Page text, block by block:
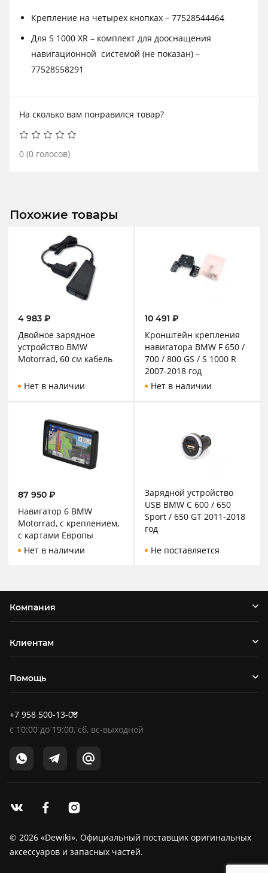
Крепление на четырех кнопках – 77528544464
Для S 1000 XR – комплект для дооснащения
навигационной системой (не показан) –
77528558291
На сколько вам понравился товар?
0 (0 голосов)
Похожие товары
4 983 ₽
Двойное зарядное
устройство BMW
Motorrad, 60 см кабель
Нет в наличии
10 491 ₽
Кронштейн крепления
навигатора BMW F 650 /
700 / 800 GS / S 1000 R
2007-2018 год
Нет в наличии
87 950 ₽
Навигатор 6 BMW
Motorrad, с креплением,
с картами Европы
Нет в наличии
Зарядной устройство
USB BMW C 600 / 650
Sport / 650 GT 2011-2018
год
Не поставляется
Компания
Клиентам
Помощь
+7 958 500-13-00
c10:00до19:00, сб, вс-выходной
© 2026 «Dewiki». Официальный поставщик оригинальных
аксессуаров и запасных частей.